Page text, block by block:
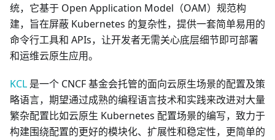
统，它基于 Open Application Model（OAM）规范构
建，旨在屏蔽 Kubernetes 的复杂性，提供一套简单易用的
命令行工具和 APIs，让开发者无需关心底层细节即可部署
和运维云原生应用。
KCL是一个 CNCF 基金会托管的面向云原生场景的配置及策
略语言，期望通过成熟的编程语言技术和实践来改进对大量
繁杂配置比如云原生 Kubernetes 配置场景的编写，致力于
构建围绕配置的更好的模块化、扩展性和稳定性，更简单的